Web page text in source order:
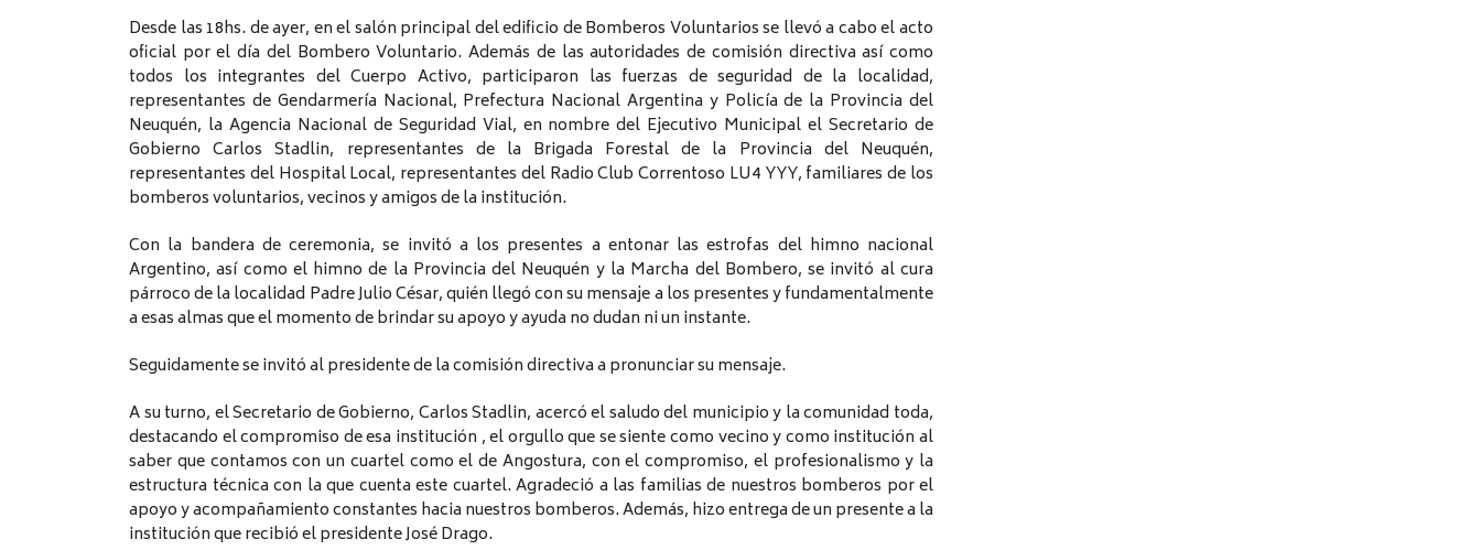
Desde las 18hs. de ayer, en el salón principal del edificio de Bomberos Voluntarios se llevó a cabo el acto
oficial por el día del Bombero Voluntario. Además de las autoridades de comisión directiva así como
todos los integrantes del Cuerpo Activo, participaron las fuerzas de seguridad de la localidad,
representantes de Gendarmería Nacional, Prefectura Nacional Argentina y Policía de la Provincia del
Neuquén, la Agencia Nacional de Seguridad Vial, en nombre del Ejecutivo Municipal el Secretario de
Gobierno Carlos Stadlin, representantes de la Brigada Forestal de la Provincia del Neuquén,
representantes del Hospital Local, representantes del Radio Club Correntoso LU4 YYY, familiares de los
bomberos voluntarios, vecinos y amigos de la institución.
Con la bandera de ceremonia, se invitó a los presentes a entonar las estrofas del himno nacional
Argentino, así como el himno de la Provincia del Neuquén y la Marcha del Bombero, se invitó al cura
párroco de la localidad Padre Julio César, quién llegó con su mensaje a los presentes y fundamentalmente
a esas almas que el momento de brindar su apoyo y ayuda no dudan ni un instante.
Seguidamente se invitó al presidente de la comisión directiva a pronunciar su mensaje.
A su turno, el Secretario de Gobierno, Carlos Stadlin, acercó el saludo del municipio y la comunidad toda,
destacando el compromiso de esa institución , el orgullo que se siente como vecino y como institución al
saber que contamos con un cuartel como el de Angostura, con el compromiso, el profesionalismo y la
estructura técnica con la que cuenta este cuartel. Agradeció a las familias de nuestros bomberos por el
apoyo y acompañamiento constantes hacia nuestros bomberos. Además, hizo entrega de un presente a la
institución que recibió el presidente José Drago.